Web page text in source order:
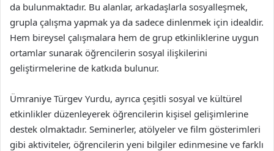
da bulunmaktadır. Bu alanlar, arkadaşlarla sosyalleşmek,
grupla çalışma yapmak ya da sadece dinlenmek için idealdir.
Hem bireysel çalışmalara hem de grup etkinliklerine uygun
ortamlar sunarak öğrencilerin sosyal ilişkilerini
geliştirmelerine de katkıda bulunur.
Ümraniye Türgev Yurdu, ayrıca çeşitli sosyal ve kültürel
etkinlikler düzenleyerek öğrencilerin kişisel gelişimlerine
destek olmaktadır. Seminerler, atölyeler ve film gösterimleri
gibi aktiviteler, öğrencilerin yeni bilgiler edinmesine ve farklı